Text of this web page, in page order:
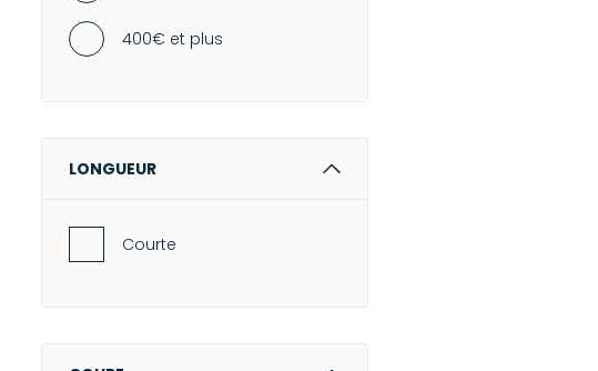
400€ et plus
LONGUEUR
Courte